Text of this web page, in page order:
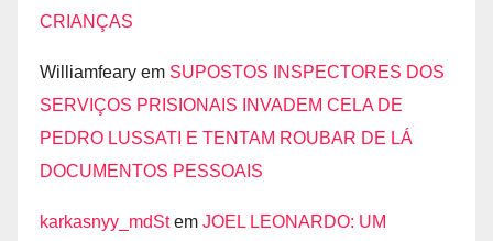
CRIANÇAS
Williamfeary em SUPOSTOS INSPECTORES DOS
SERVIÇOS PRISIONAIS INVADEM CELA DE
PEDRO LUSSATI E TENTAM ROUBAR DE LÁ
DOCUMENTOS PESSOAIS
karkasnyy_mdStem JOEL LEONARDO: UM